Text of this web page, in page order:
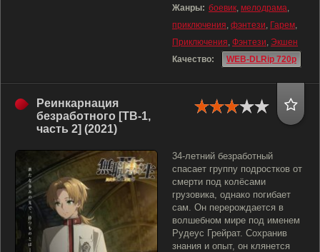
Жанры: боевик, мелодрама,
приключения, фэнтези, Гарем,
Приключения, Фэнтези, Экшен
Качество:
WEB-DLRip 720p
Реинкарнация
безработного [ТВ-1,
часть 2] (2021)
34-летний безработный
спасает группу подростков от
смерти под колёсами
грузовика, однако погибает
сам. Он перерождается в
волшебном мире под именем
Рудеус Грейрат. Сохранив
знания и опыт, он клянется